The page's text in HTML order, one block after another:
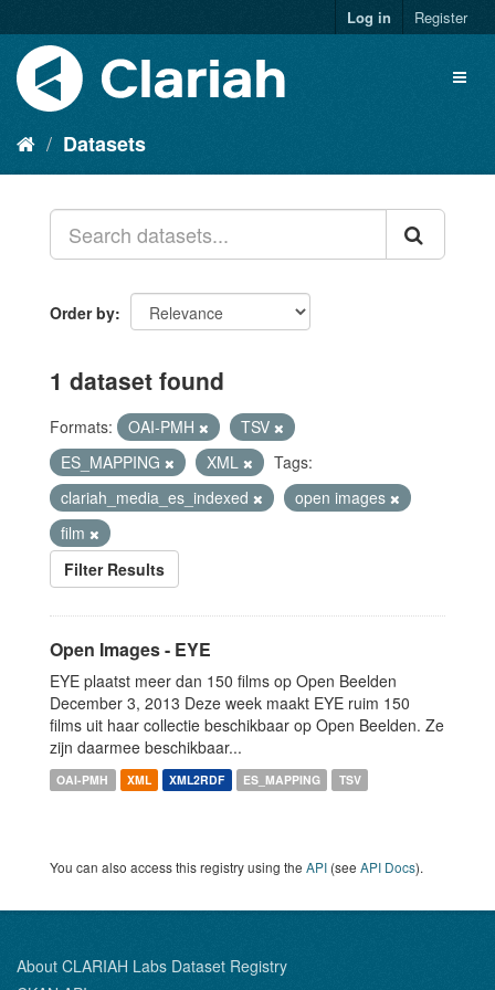
Log in Register
Datasets
Order by
1 dataset found
Formats: OAI-PMH
TSV
ES_MAPPING
XML
Tags:
clariah_media_es_indexed
open images
film
Filter Results
Open Images - EYE
EYE plaatst meer dan 150 films op Open Beelden
December 3, 2013 Deze week maakt EYE ruim 150
films uit haar collectie beschikbaar op Open Beelden. Ze
zijn daarmee beschikbaar...
OAI-PMH XML XML2RDF ES_MAPPING TSV
You can also access this registry using the API (see API Docs).
About CLARIAH Labs Dataset Registry